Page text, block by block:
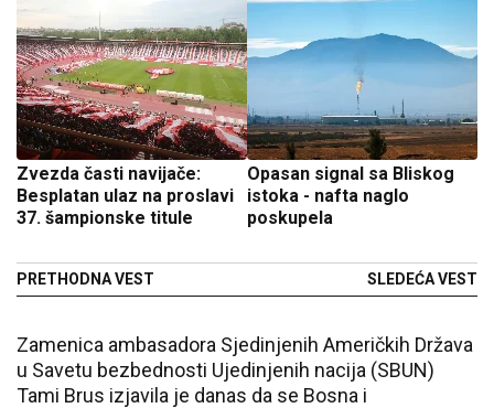
Zvezda časti navijače:
Besplatan ulaz na proslavi
37. šampionske titule
PRETHODNA VEST
Opasan signal sa Bliskog
istoka - nafta naglo
poskupela
SLEDEĆA VEST
Zamenica ambasadora Sjedinjenih Američkih Država
u Savetu bezbednosti Ujedinjenih nacija (SBUN)
Tami Brus izjavila je danas da se Bosna i